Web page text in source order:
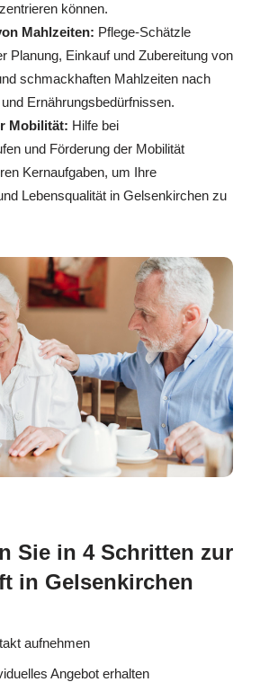
können.
Mahlzeiten: Pflege-Schätzle
Planung, Einkauf und Zubereitung von
schmackhaften Mahlzeiten nach
Ernährungsbedürfnissen.
Mobilität: Hilfe bei
und Förderung der Mobilität
Kernaufgaben, um Ihre
Lebensqualität in Gelsenkirchen zu
Sie in 4 Schritten zur
in Gelsenkirchen
aufnehmen
Angebot erhalten